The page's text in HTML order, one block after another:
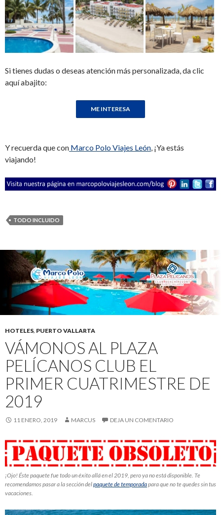
Si tienes dudas o deseas atención más personalizada, da clic
aquí abajito:
Y recuerda que con Marco Polo Viajes León, ¡Ya estás
viajando!
TODO INCLUIDO
HOTELES, PUERTO VALLARTA
VÁMONOS AL PLAZA
PELÍCANOS CLUB EL
PRIMER CUATRIMESTRE DE
2019
11 ENERO, 2019 MARCUS DEJA UN COMENTARIO
¡Ojo! Éste paquete fue todo un éxito allá en el 2019, pero ya no está disponible. Te
recomendamos pasar a la sección delpaquete de temporadapara que no te quedes sin tus
vacaciones.